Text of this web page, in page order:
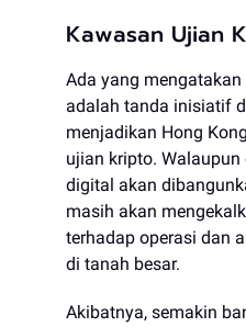
Kawasan Ujian
Ada yang
adalah tanda inisiatif
menjadikan Hong
ujian kripto.
digital akan
masih akan
terhadap operasi dan
di tanah besar.
Akibatnya, semakin